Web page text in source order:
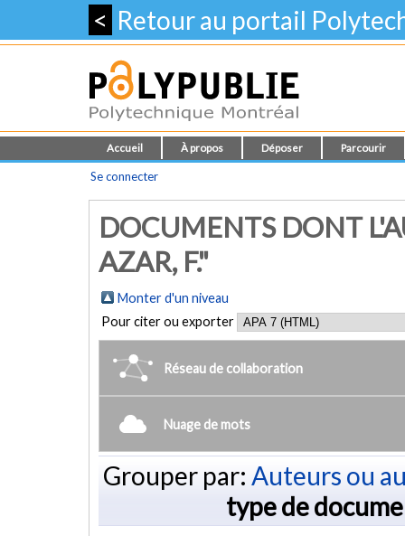
< Retour au portail
Accueil À propos Déposer Parcourir
Se connecter
DOCUMENTS DONT
AZAR, F."
Monter d'un niveau
Pour citer ou exporter
Réseau de collaboration
Nuage de mots
Grouper par: Auteurs ou
type de